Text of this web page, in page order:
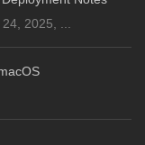
2025, ...